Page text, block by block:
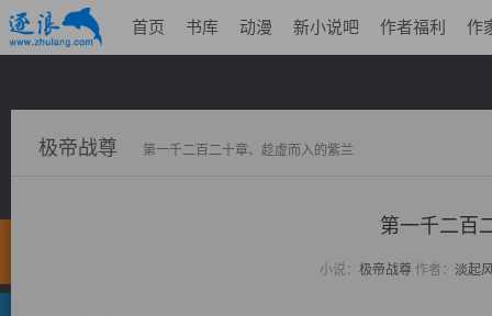
首页 书库 动漫 新小说吧 作者福利 作
极帝战尊 第一千二百二十章、趁虚而入的紫兰
第一千二百
小说： 极帝战尊作者： 淡起